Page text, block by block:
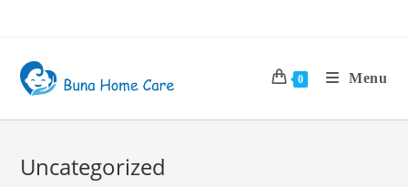
0 Menu
Uncategorized